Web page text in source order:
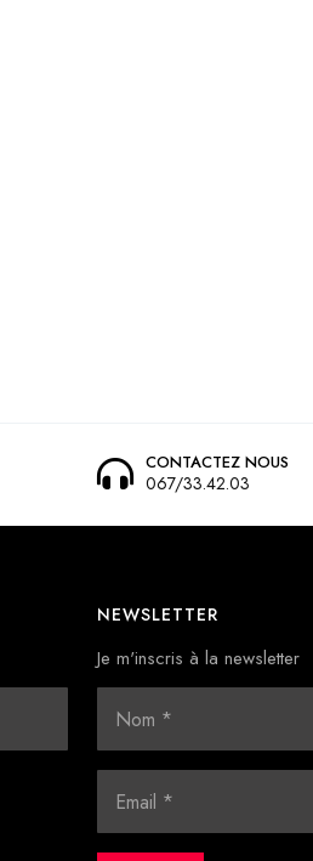
CONTACTEZ NOUS
067/33.42.03
NEWSLETTER
Je m'inscris à la newsletter